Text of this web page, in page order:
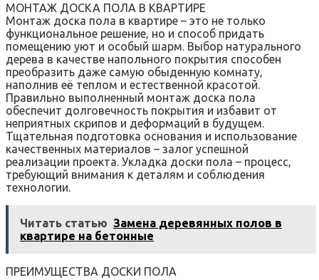
МОНТАЖ ДОСКА ПОЛА В КВАРТИРЕ
Монтаж доска пола в квартире – это не только
функциональное решение‚ но и способ придать
помещению уют и особый шарм. Выбор натурального
дерева в качестве напольного покрытия способен
преобразить даже самую обыденную комнату‚
наполнив её теплом и естественной красотой.
Правильно выполненный монтаж доска пола
обеспечит долговечность покрытия и избавит от
неприятных скрипов и деформаций в будущем.
Тщательная подготовка основания и использование
качественных материалов – залог успешной
реализации проекта. Укладка доски пола – процесс‚
требующий внимания к деталям и соблюдения
технологии.
Читать статью Замена деревянных полов в
квартире на бетонные
ПРЕИМУЩЕСТВА ДОСКИ ПОЛА